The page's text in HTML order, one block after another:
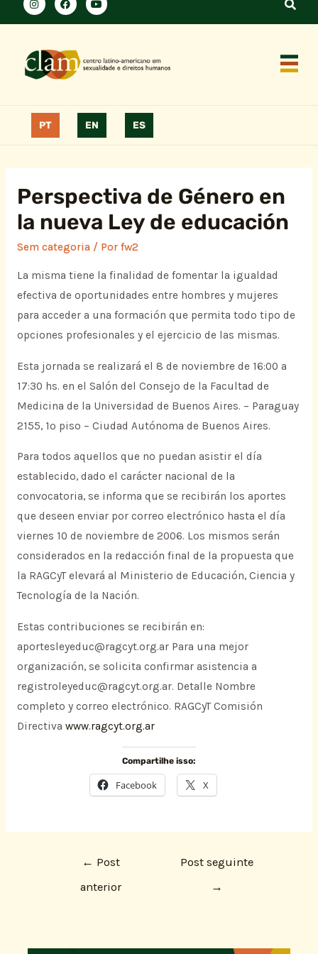
PT EN ES
Perspectiva de Género en
la nueva Ley de educación
Sem categoria/ Por fw2
La misma tiene la finalidad de fomentar la igualdad
efectiva de oportunidades entre hombres y mujeres
para acceder a una formación que permita todo tipo de
opciones profesionales y el ejercicio de las mismas.
Esta jornada se realizará el 8 de noviembre de 16:00 a
17:30 hs. en el Salón del Consejo de la Facultad de
Medicina de la Universidad de Buenos Aires. – Paraguay
2155, 1º piso – Ciudad Autónoma de Buenos Aires.
Para todos aquellos que no puedan asistir el día
establecido, dado el carácter nacional de la
convocatoria, se informa que se recibirán los aportes
que deseen enviar por correo electrónico hasta el día
viernes 10 de noviembre de 2006. Los mismos serán
considerados en la redacción final de la propuesta que
la RAGCyT elevará al Ministerio de Educación, Ciencia y
Tecnología de la Nación.
Estas contribuciones se recibirán en:
aportesleyeduc@ragcyt.org.ar Para una mejor
organización, se solicita confirmar asistencia a
registroleyeduc@ragcyt.org.ar. Detalle Nombre
completo y correo electrónico. RAGCyT Comisión
Directiva www.ragcyt.org.ar
Compartilhe isso:
Facebook X
← Post
anterior
Post seguinte
→